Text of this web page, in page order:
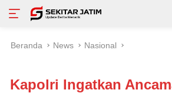
Beranda News Nasional
Kapolri Ingatkan